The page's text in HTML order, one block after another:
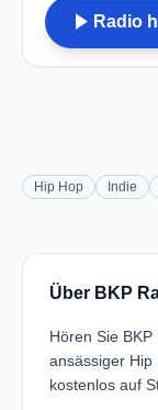
play_arrow Radio
Hip Hop Indie
Über BKP
Hören Sie
ansässiger Hip
kostenlos auf